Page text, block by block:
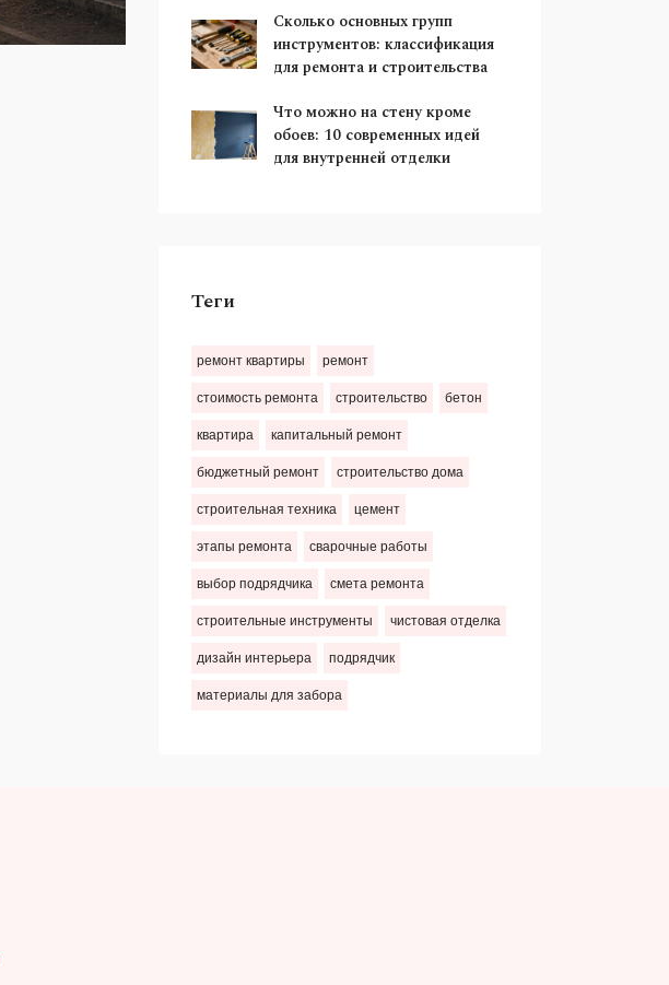
Сколько основных групп
инструментов: классификация
для ремонта и строительства
Что можно на стену кроме
обоев: 10 современных идей
для внутренней отделки
Теги
ремонт квартиры ремонт
стоимость ремонта строительство бетон
квартира капитальный ремонт
бюджетный ремонт строительство дома
строительная техника цемент
этапы ремонта сварочные работы
выбор подрядчика смета ремонта
строительные инструменты чистовая отделка
дизайн интерьера подрядчик
материалы для забора